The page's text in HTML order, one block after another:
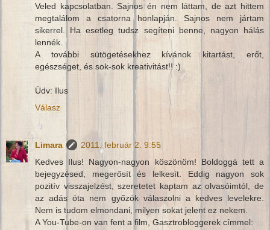
Veled kapcsolatban. Sajnos én nem láttam, de azt hittem
megtalálom a csatorna honlapján. Sajnos nem jártam
sikerrel. Ha esetleg tudsz segíteni benne, nagyon hálás
lennék.
A további sütögetésekhez kívánok kitartást, erőt,
egészséget, és sok-sok kreativitást!! :)
Üdv: Ilus
Válasz
Limara
2011. február 2. 9:55
Kedves Ilus! Nagyon-nagyon köszönöm! Boldoggá tett a
bejegyzésed, megerősít és lelkesít. Eddig nagyon sok
pozitív visszajelzést, szeretetet kaptam az olvasóimtól, de
az adás óta nem győzök válaszolni a kedves levelekre.
Nem is tudom elmondani, milyen sokat jelent ez nekem.
A You-Tube-on van fent a film, Gasztrobloggerek címmel: